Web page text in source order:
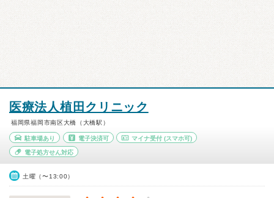
医療法人植田クリニック
福岡県福岡市南区大橋（大橋駅）
駐車場あり 電子決済可 マイナ受付 (スマホ可)
電子処方せん対応
土曜（〜13:00）